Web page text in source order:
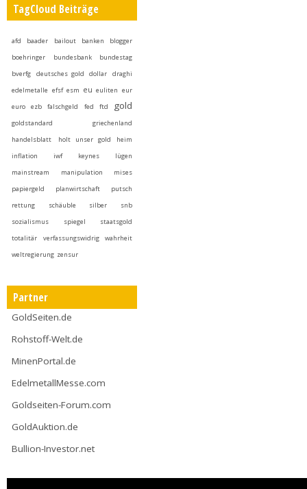
TagCloud Beiträge
afd baader bailout banken
blogger
boehringer
bundesbank
bundestag
bverfg
deutsches gold dollar
draghi
edelmetalle efsf esm eu euliten eur
euro
ezb falschgeld fed ftd gold
goldstandard
griechenland
handelsblatt
holt unser gold heim
inflation
iwf keynes
lügen
mainstream
manipulation
mises
papiergeld
planwirtschaft
putsch
rettung
schäuble silber
snb
sozialismus
spiegel
staatsgold
totalitär
verfassungswidrig
wahrheit
weltregierung zensur
Partner
GoldSeiten.de
Rohstoff-Welt.de
MinenPortal.de
EdelmetallMesse.com
Goldseiten-Forum.com
GoldAuktion.de
Bullion-Investor.net